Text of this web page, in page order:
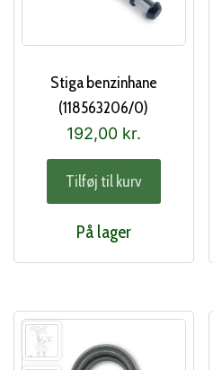
Stiga benzinhane
(118563206/0)
192,00 kr.
Tilføj til kurv
På lager